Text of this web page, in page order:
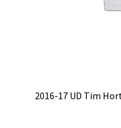
2016-17 UD Tim